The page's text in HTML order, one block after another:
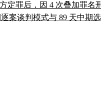
定罪后，因 4 次叠加罪
案谈判模式与 89 天中期